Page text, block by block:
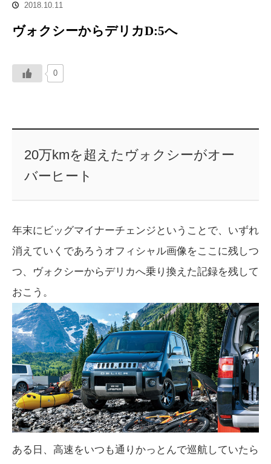
2018.10.11
ヴォクシーからデリカD:5へ
0
20万kmを超えたヴォクシーがオー
バーヒート
年末にビッグマイナーチェンジということで、いずれ
消えていくであろうオフィシャル画像をここに残しつ
つ、ヴォクシーからデリカへ乗り換えた記録を残して
おこう。
ある日、高速をいつも通りかっとんで巡航していたら